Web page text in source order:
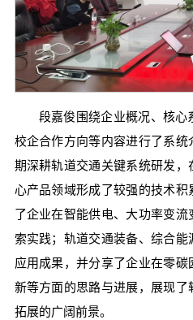
段嘉俊围绕企业概况、核心
校企合作方向等内容进行了系
期深耕轨道交通关键系统研发
心产品领域形成了较强的技术
了企业在智能供电、大功率变
索实践；轨道交通装备、综合
应用成果，并分享了企业在零碳
新等方面的思路与进展，展现
拓展的广阔前景。